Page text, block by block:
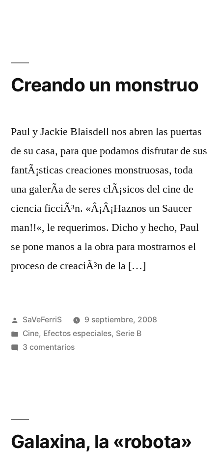
Creando un monstruo
Paul y Jackie Blaisdell nos abren las puertas
de su casa, para que podamos disfrutar de sus
fantÃ¡sticas creaciones monstruosas, toda
una galerÃ­a de seres clÃ¡sicos del cine de
ciencia ficciÃ³n. «Â¡Â¡Haznos un Saucer
man!!«, le requerimos. Dicho y hecho, Paul
se pone manos a la obra para mostrarnos el
proceso de creaciÃ³n de la […]
Publicado
por
SaVeFerriS
9 septiembre, 2008
Publicado
en
Cine, Efectos especiales, Serie B
3 comentariosen
Galaxina, la «robota»